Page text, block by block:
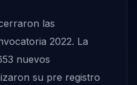
las
2022. La
nuevos
su pre registro